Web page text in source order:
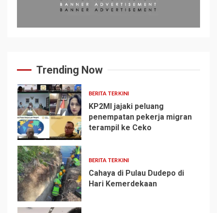
Trending Now
1
BERITA TERKINI
KP2MI jajaki peluang
penempatan pekerja migran
terampil ke Ceko
2
BERITA TERKINI
Cahaya di Pulau Dudepo di
Hari Kemerdekaan